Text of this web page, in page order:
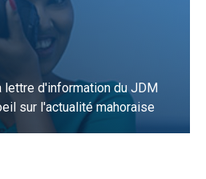
lettre d'information du JDM
sur l'actualité mahoraise